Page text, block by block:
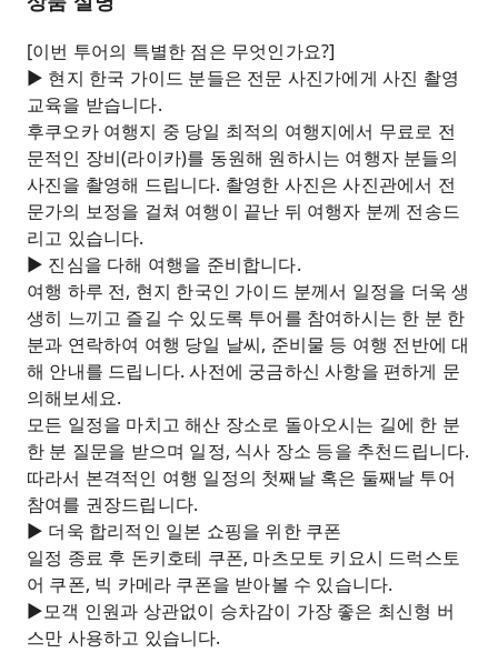
[이번 투어의 특별한 점은 무엇인가요?]
► 현지 한국 가이드 분들은 전문 사진가에게 사진 촬영
교육을 받습니다.
후쿠오카 여행지 중 당일 최적의 여행지에서 무료로 전
문적인 장비(라이카)를 동원해 원하시는 여행자 분들의
사진을 촬영해 드립니다. 촬영한 사진은 사진관에서 전
문가의 보정을 걸쳐 여행이 끝난 뒤 여행자 분께 전송드
리고 있습니다.
► 진심을 다해 여행을 준비합니다.
여행 하루 전, 현지 한국인 가이드 분께서 일정을 더욱 생
생히 느끼고 즐길 수 있도록 투어를 참여하시는 한 분 한
분과 연락하여 여행 당일 날씨, 준비물 등 여행 전반에 대
해 안내를 드립니다. 사전에 궁금하신 사항을 편하게 문
의해보세요.
모든 일정을 마치고 해산 장소로 돌아오시는 길에 한 분
한 분 질문을 받으며 일정, 식사 장소 등을 추천드립니다.
따라서 본격적인 여행 일정의 첫째날 혹은 둘째날 투어
참여를 권장드립니다.
► 더욱 합리적인 일본 쇼핑을 위한 쿠폰
일정 종료 후 돈키호테 쿠폰, 마츠모토 키요시 드럭스토
어 쿠폰, 빅 카메라 쿠폰을 받아볼 수 있습니다.
►모객 인원과 상관없이 승차감이 가장 좋은 최신형 버
스만 사용하고 있습니다.